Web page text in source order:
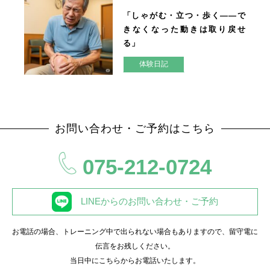
「しゃがむ・立つ・歩く——で
きなくなった動きは取り戻せ
る」
体験日記
お問い合わせ・ご予約はこちら
075-212-0724
LINEからのお問い合わせ・ご予約
お電話の場合、トレーニング中で出られない場合もありますので、留守電に
伝言をお残しください。
当日中にこちらからお電話いたします。